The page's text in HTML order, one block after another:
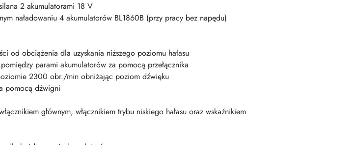
2 akumulatorami 18 V
naładowaniu 4 akumulatorów BL1860B (przy pracy bez napędu)
od obciążenia dla uzyskania niższego poziomu hałasu
parami akumulatorów za pomocą przełącznika
2300 obr./min obniżając poziom dźwięku
pomocą dźwigni
głównym, włącznikiem trybu niskiego hałasu oraz wskaźnikiem